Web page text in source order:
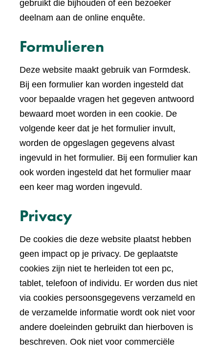
gebruikt die bijhouden of een bezoeker
deelnam aan de online enquête.
Formulieren
Deze website maakt gebruik van Formdesk.
Bij een formulier kan worden ingesteld dat
voor bepaalde vragen het gegeven antwoord
bewaard moet worden in een cookie. De
volgende keer dat je het formulier invult,
worden de opgeslagen gegevens alvast
ingevuld in het formulier. Bij een formulier kan
ook worden ingesteld dat het formulier maar
een keer mag worden ingevuld.
Privacy
De cookies die deze website plaatst hebben
geen impact op je privacy. De geplaatste
cookies zijn niet te herleiden tot een pc,
tablet, telefoon of individu. Er worden dus niet
via cookies persoonsgegevens verzameld en
de verzamelde informatie wordt ook niet voor
andere doeleinden gebruikt dan hierboven is
beschreven. Ook niet voor commerciële